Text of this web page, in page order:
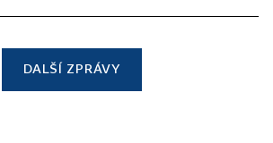
DALŠÍ ZPRÁVY